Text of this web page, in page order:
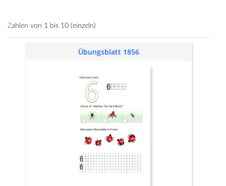
Zahlen von 1 bis 10 (einzeln)
Übungsblatt 1856